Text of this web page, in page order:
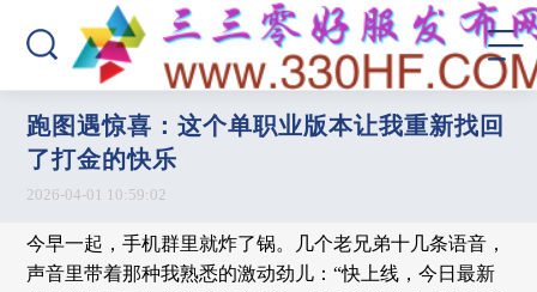
跑图遇惊喜：这个单职业版本让我重新找回
了打金的快乐
2026-04-01 10:59:02
今早一起，手机群里就炸了锅。几个老兄弟十几条语音，
声音里带着那种我熟悉的激动劲儿：“快上线，今日最新